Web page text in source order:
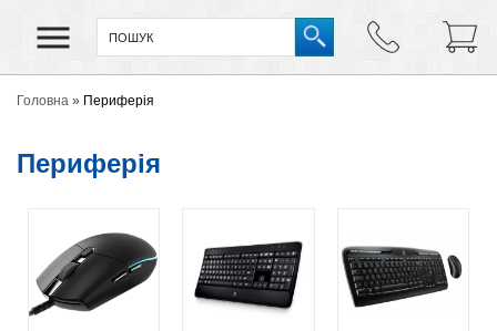
Головна » Периферія
Периферія